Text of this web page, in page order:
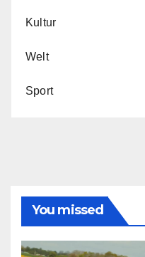
Kultur
Welt
Sport
You missed